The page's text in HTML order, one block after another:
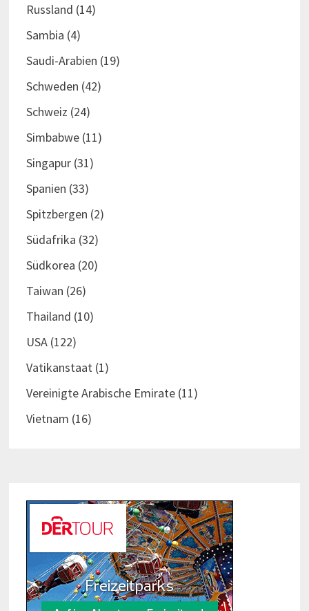
Russland (14)
Sambia (4)
Saudi-Arabien (19)
Schweden (42)
Schweiz (24)
Simbabwe(11)
Singapur(31)
Spanien (33)
Spitzbergen (2)
Südafrika (32)
Südkorea (20)
Taiwan (26)
Thailand (10)
USA(122)
Vatikanstaat(1)
Vereinigte Arabische Emirate(11)
Vietnam (16)